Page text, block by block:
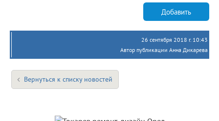
Добавить
26 сентября 2018 г. 10:43
Автор публикации Анна Дикарева
Вернуться к списку новостей